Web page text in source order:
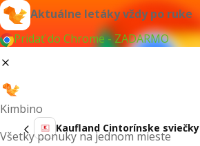
Aktuálne letáky vždy po ruke
Pridať do Chrome - ZADARMO
Kimbino
Všetky ponuky na jednom mieste
Kaufland Cintorínske sviečky